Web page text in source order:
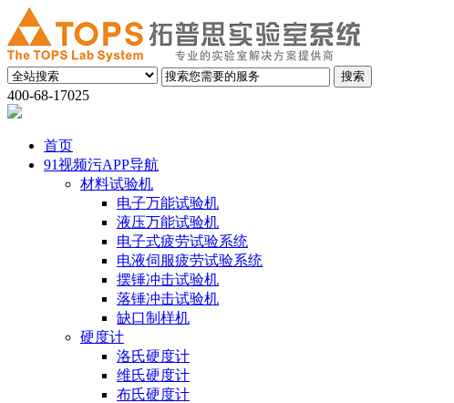
400-68-17025
首页
91视频污APP导航
材料试验机
电子万能试验机
液压万能试验机
电子式疲劳试验系统
电液伺服疲劳试验系统
摆锤冲击试验机
落锤冲击试验机
缺口制样机
硬度计
洛氏硬度计
维氏硬度计
布氏硬度计